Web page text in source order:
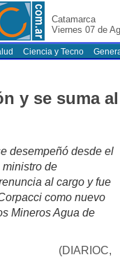
Catamarca
Viernes 07 de
Ciencia y Tecno
y se suma al
desempeñó desde el
de
al cargo y fue
como nuevo
Mineros Agua de
(DIARIOC,